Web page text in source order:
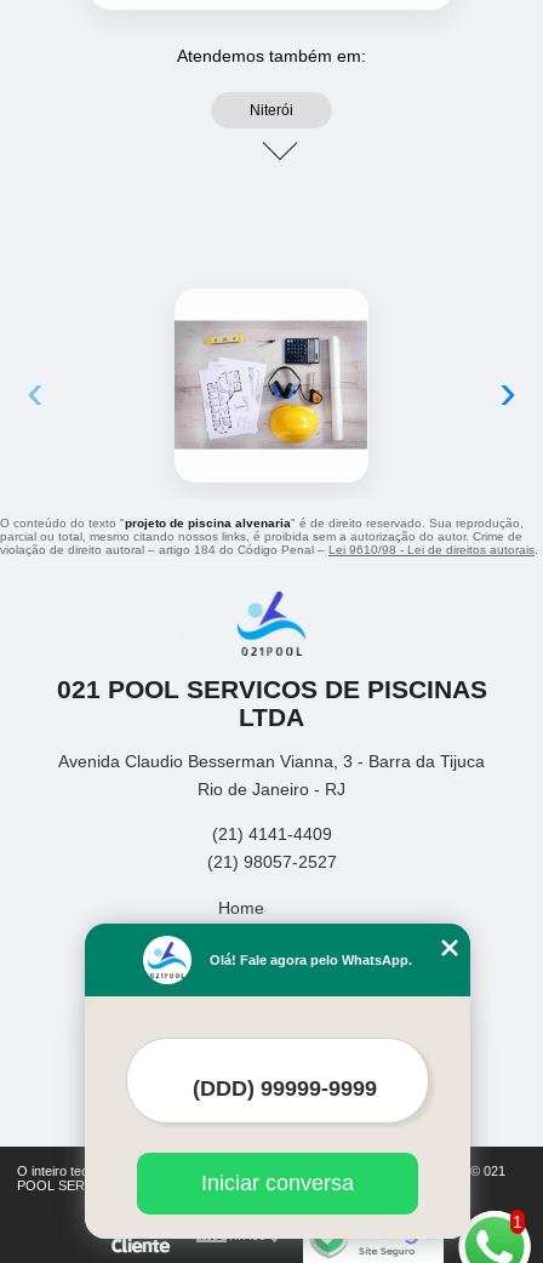
Atendemos também em:
Niterói
‹ ›
O conteúdo do texto "projeto de piscina alvenaria" é de direito reservado. Sua reprodução,
parcial ou total, mesmo citando nossos links, é proibida sem a autorização do autor. Crime de
violação de direito autoral – artigo 184 do Código Penal – Lei 9610/98 - Lei de direitos autorais
021 POOL SERVICOS DE PISCINAS
LTDA
Avenida Claudio Besserman Vianna, 3 - Barra da Tijuca
Rio de Janeiro - RJ
(21) 4141-4409
(21) 98057-2527
Home
Missão
O inteiro teor deste site está sujeito à proteção de direitos autorais. Copyright© 021
POOL SERVICOS DE PISCINAS LTDA (Lei 9610 de 19/02/1998)
1
Olá! Fale agora pelo WhatsApp.
Iniciar conversa